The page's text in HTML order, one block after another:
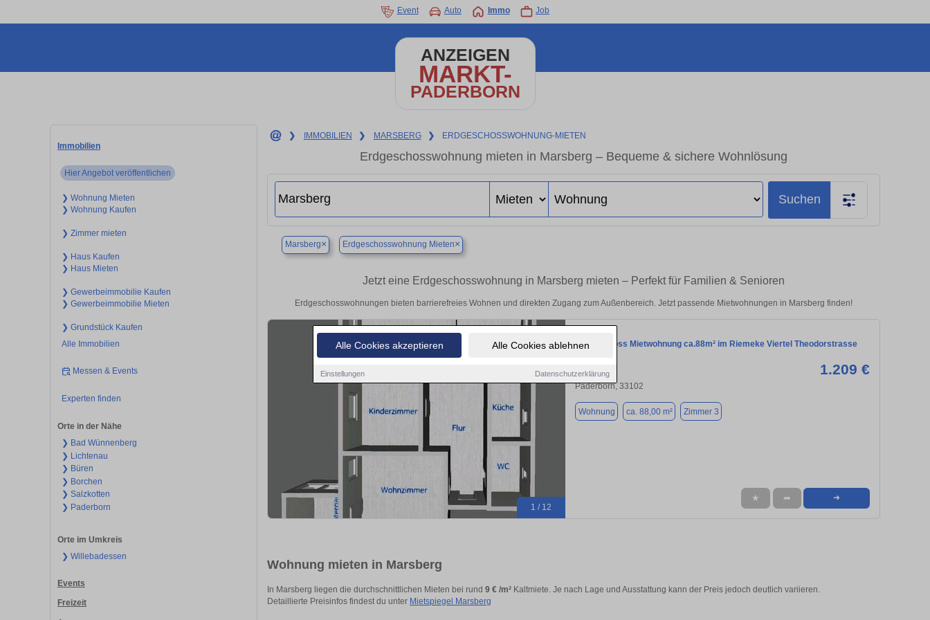
Alle Cookies akzeptieren Alle Cookies ablehnen
Einstellungen Datenschutzerklärung
Event Auto Immo Job
ANZEIGEN
MARKT-
PADERBORN
Immobilien
Hier Angebot veröffentlichen
❯ Wohnung Mieten
❯ Wohnung Kaufen
❯ Zimmer mieten
❯ Haus Kaufen
❯ Haus Mieten
❯ Gewerbeimmobilie Kaufen
❯ Gewerbeimmobilie Mieten
❯ Grundstück Kaufen
Alle Immobilien
Messen & Events
Experten finden
Orte in der Nähe
❯ Bad Wünnenberg
❯ Lichtenau
❯ Büren
❯ Borchen
❯ Salzkotten
❯ Paderborn
Orte im Umkreis
❯ Willebadessen
Events
Freizeit
❯ IMMOBILIEN ❯ MARSBERG ❯ ERDGESCHOSSWOHNUNG-MIETEN
Erdgeschosswohnung mieten in Marsberg – Bequeme & sichere Wohnlösung
Suchen
Marsberg× Erdgeschosswohnung Mieten×
Jetzt eine Erdgeschosswohnung in Marsberg mieten – Perfekt für Familien & Senioren
Erdgeschosswohnungen bieten barrierefreies Wohnen und direkten Zugang zum Außenbereich. Jetzt passende Mietwohnungen in Marsberg finden!
1 / 12
Erdgeschoss Mietwohnung ca.88m² im Riemeke Viertel Theodorstrasse
1.209 €
Paderborn, 33102
Wohnung ca. 88,00 m² Zimmer 3
★ ➦ ➜
Wohnung mieten in Marsberg
In Marsberg liegen die durchschnittlichen Mieten bei rund 9 € /m² Kaltmiete. Je nach Lage und Ausstattung kann der Preis jedoch deutlich variieren.
Detaillierte Preisinfos findest du unter Mietspiegel Marsberg